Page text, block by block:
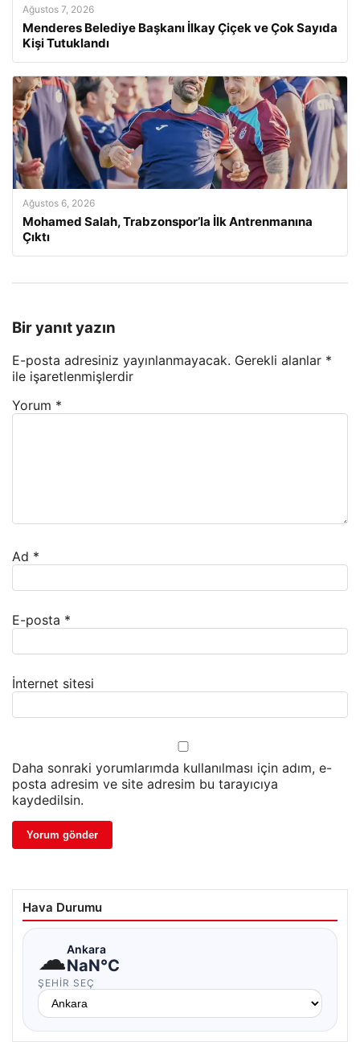
Ağustos 7, 2026
Menderes Belediye Başkanı İlkay Çiçek ve Çok Sayıda
Kişi Tutuklandı
Ağustos 6, 2026
Mohamed Salah, Trabzonspor’la İlk Antrenmanına
Çıktı
Bir yanıt yazın
E-posta adresiniz yayınlanmayacak. Gerekli alanlar *
ile işaretlenmişlerdir
Yorum *
Ad *
E-posta *
İnternet sitesi
Daha sonraki yorumlarımda kullanılması için adım, e-
posta adresim ve site adresim bu tarayıcıya
kaydedilsin.
Hava Durumu
☁Ankara
NaN°C
ŞEHIR SEÇ